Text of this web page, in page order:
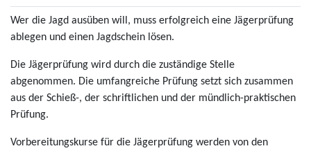
Wer die Jagd ausüben will, muss erfolgreich eine Jägerprüfung
ablegen und einen Jagdschein lösen.
Die Jägerprüfung wird durch die zuständige Stelle
abgenommen. Die umfangreiche Prüfung setzt sich zusammen
aus der Schieß-, der schriftlichen und der mündlich-praktischen
Prüfung.
Vorbereitungskurse für die Jägerprüfung werden von den